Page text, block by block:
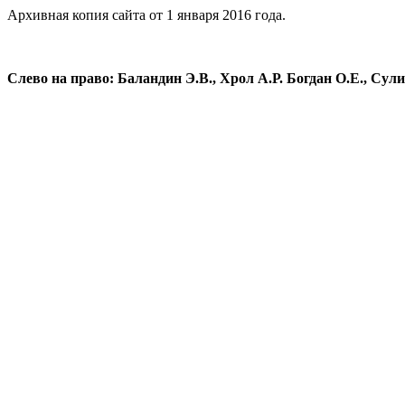
Архивная копия сайта от 1 января 2016 года.
Слево на право: Баландин Э.В., Хрол А.Р. Богдан О.Е.,